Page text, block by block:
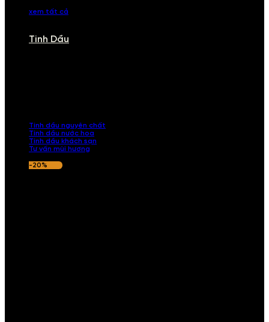
xem tất cả
Tinh Dầu
Tinh dầu nguyên chất
Tinh dầu nước hoa
Tinh dầu khách sạn
Tư vấn mùi hương
-20%